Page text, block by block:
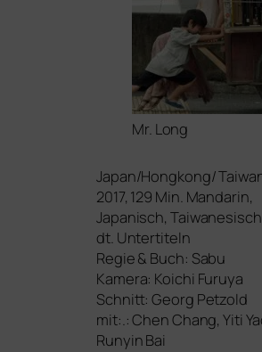
Mr. Long
Japan/Hongkong/
2017, 129 Min. Mandarin,
Japanisch,
dt. Untertiteln
Regie& Buch: Sabu
Kamera: Koichi Furuya
Schnitt: Georg Petzold
mit:.: Chen Chang, Yiti
Runyin Bai